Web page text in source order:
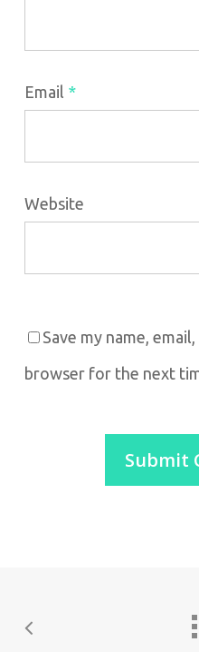
Email *
Website
Save my name,
browser for the next